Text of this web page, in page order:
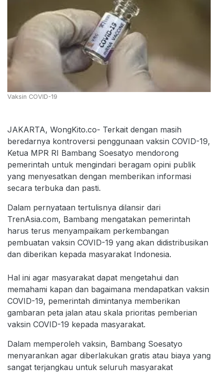
Vaksin COVID-19
JAKARTA, WongKito.co- Terkait dengan masih
beredarnya kontroversi penggunaan vaksin COVID-19,
Ketua MPR RI Bambang Soesatyo mendorong
pemerintah untuk mengindari beragam opini publik
yang menyesatkan dengan memberikan informasi
secara terbuka dan pasti.
Dalam pernyataan tertulisnya dilansir dari
TrenAsia.com, Bambang mengatakan pemerintah
harus terus menyampaikam perkembangan
pembuatan vaksin COVID-19 yang akan didistribusikan
dan diberikan kepada masyarakat Indonesia.
Hal ini agar masyarakat dapat mengetahui dan
memahami kapan dan bagaimana mendapatkan vaksin
COVID-19, pemerintah dimintanya memberikan
gambaran peta jalan atau skala prioritas pemberian
vaksin COVID-19 kepada masyarakat.
Dalam memperoleh vaksin, Bambang Soesatyo
menyarankan agar diberlakukan gratis atau biaya yang
sangat terjangkau untuk seluruh masyarakat